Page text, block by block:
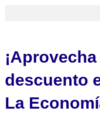
descuento
La